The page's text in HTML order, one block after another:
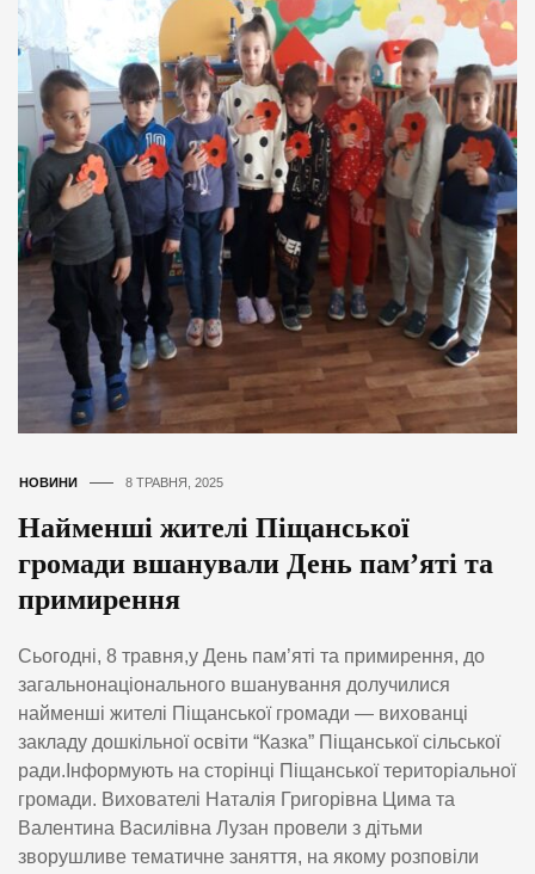
НОВИНИ 8 ТРАВНЯ, 2025
Найменші жителі Піщанської
громади вшанували День пам’яті та
примирення
Сьогодні, 8 травня,у День пам’яті та примирення, до
загальнонаціонального вшанування долучилися
найменші жителі Піщанської громади — вихованці
закладу дошкільної освіти “Казка” Піщанської сільської
ради.Інформують на сторінці Піщанської територіальної
громади. Вихователі Наталія Григорівна Цима та
Валентина Василівна Лузан провели з дітьми
зворушливе тематичне заняття, на якому розповіли